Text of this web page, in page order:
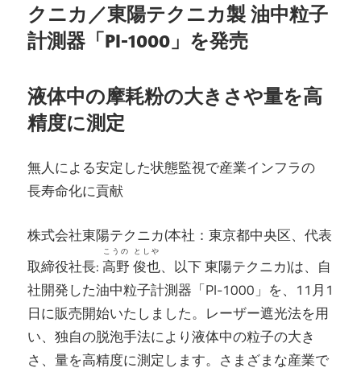
クニカ／東陽テクニカ製 油中粒子
計測器「PI-1000」を発売
液体中の摩耗粉の大きさや量を高
精度に測定
無人による安定した状態監視で産業インフラの
長寿命化に貢献
株式会社東陽テクニカ(本社：東京都中央区、代表
取締役社長:高野 俊也
こうの としや
、以下 東陽テクニカ)は、自
社開発した油中粒子計測器「PI-1000」を、11月1
日に販売開始いたしました。レーザー遮光法を用
い、独自の脱泡手法により液体中の粒子の大き
さ、量を高精度に測定します。さまざまな産業で